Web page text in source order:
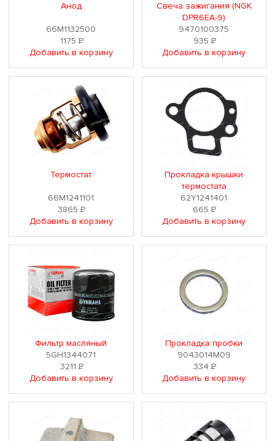
Анод
66M1132500
1175 Р
Добавить в корзину
Свеча зажигания (NGK
DPR6EA-9)
9470100375
935 Р
Добавить в корзину
Термостат
66M1241101
3865Р
Добавить в корзину
Прокладка крышки
термостата
62Y1241401
665Р
Добавить в корзину
Фильтр масляный
5GH1344071
3211 Р
Добавить в корзину
Прокладка пробки
9043014M09
334 Р
Добавить в корзину